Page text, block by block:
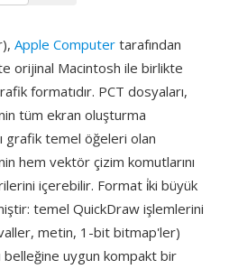
Apple Computer tarafından
orijinal Macintosh ile birlikte
formatıdır. PCT dosyaları,
tüm ekran oluşturma
grafik temel öğeleri olan
hem vektör çizim komutlarını
içerebilir. Format i̇ki büyük
temel QuickDraw işlemlerini
metin, 1-bit bitmap'ler)
belleğine uygun kompakt bir